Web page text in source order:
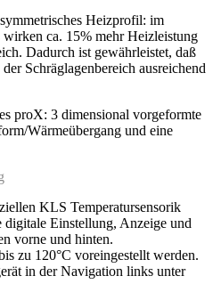
Heizprofil: im
wirken ca. 15% mehr Heizleistung
Dadurch ist gewährleistet, daß
Schräglagenbereich ausreichend
proX: 3 dimensional vorgeformte
Wärmeübergang und eine
KLS Temperatursensorik
digitale Einstellung, Anzeige und
vorne und hinten.
zu 120°C voreingestellt werden.
in der Navigation links unter